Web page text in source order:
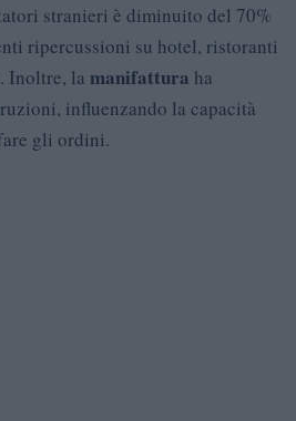
stranieri è diminuito del 70%
ripercussioni su hotel, ristoranti
Inoltre, la manifattura ha
influenzando la capacità
gli ordini.